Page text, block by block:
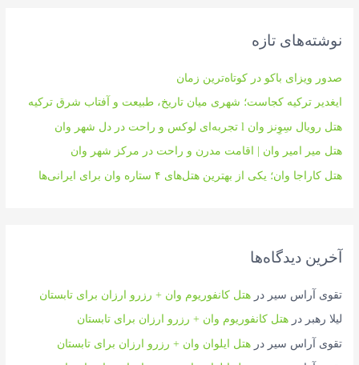
ی
نوشته‌های تازه
صدور ویزای باکو در کوتاه‌ترین زمان
ایغدیر ترکیه کجاست؛ شهری میان تاریخ، طبیعت و آفتاب شرق ترکیه
هتل رویال سِوِنز وان l تجربه‌ای لوکس و راحت در دل شهر وان
هتل میر امیر وان | اقامت مدرن و راحت در مرکز شهر وان
هتل کاراجا وان؛ یکی از بهترین هتل‌های ۴ ستاره وان برای ایرانی‌ها
آخرین دیدگاه‌ها
تقوی آراس سیر درهتل کانفوریوم وان + رزرو ارزان برای تابستان
لیلا رهبر درهتل کانفوریوم وان + رزرو ارزان برای تابستان
تقوی آراس سیر درهتل ایلوان وان + رزرو ارزان برای تابستان